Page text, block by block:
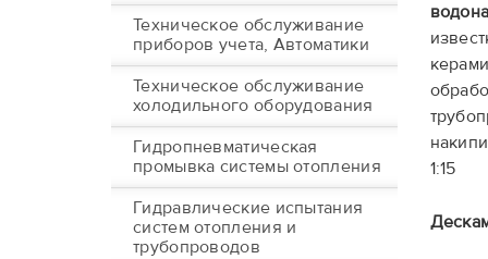
Техническое обслуживание
приборов учета, Автоматики
Техническое обслуживание
холодильного оборудования
Гидропневматическая
промывка системы отопления
Гидравлические испытания
систем отопления и
трубопроводов
1:15